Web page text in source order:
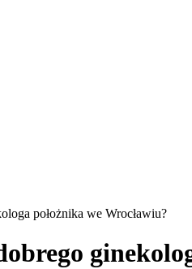
położnika we Wrocławiu?